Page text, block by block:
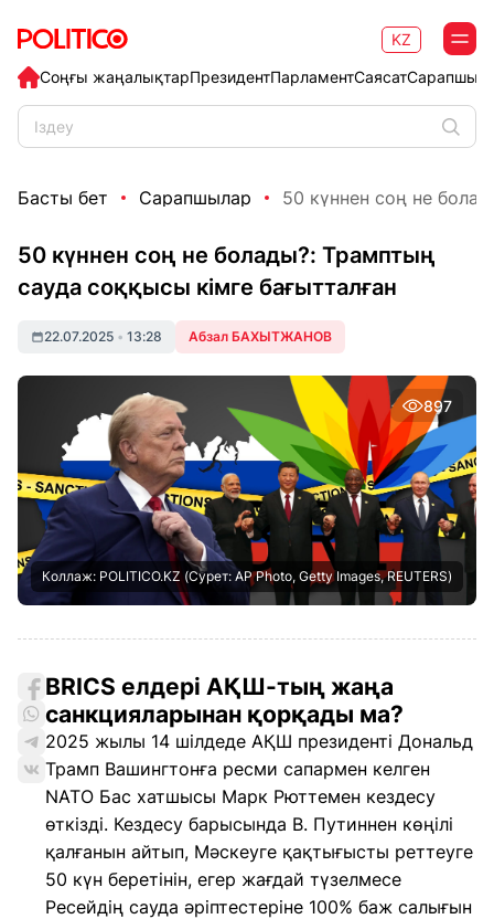
Соңғы жаңалықтарПрезидентПарламентСаясат
KZ
Басты бет Сарапшылар 50 күннен соң не
50 күннен соң не болады?: Трамптың
сауда соққысы кімге бағытталған
22.07.2025 • 13:28 Абзал БАХЫТЖАНОВ
897
Коллаж: POLITICO.KZ (Сурет: AP Photo, Getty Images, REUTERS)
BRICS елдері АҚШ-тың жаңа
санкцияларынан қорқады ма?
2025 жылы 14 шілдеде АҚШ президенті Дональд
Трамп Вашингтонға ресми сапармен келген
NATO Бас хатшысы Марк Рюттемен кездесу
өткізді. Кездесу барысында В. Путиннен көңілі
қалғанын айтып, Мәскеуге қақтығысты реттеуге
50 күн беретінін, егер жағдай түзелмесе
Ресейдің сауда әріптестеріне 100% баж салығын